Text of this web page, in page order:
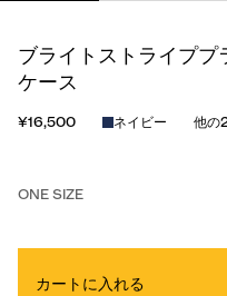
ブライトストライプ
ケース
¥16,500 ネイビー 他の
ONE SIZE
カートに入れる